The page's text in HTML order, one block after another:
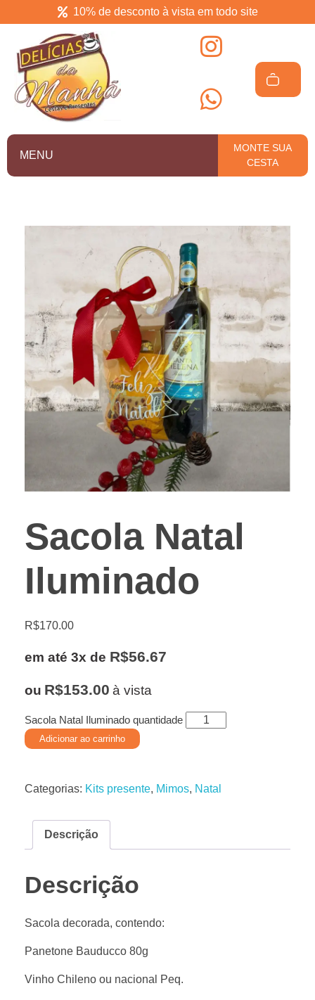
10% de desconto à vista em todo site
Delícias da manhã
MENU
MONTE SUA
CESTA
Sacola Natal
Iluminado
R$170.00
em até 3x de R$56.67
ou R$153.00 à vista
Sacola Natal Iluminado quantidade
Adicionar ao carrinho
Categorias: Kits presente, Mimos, Natal
Descrição
Descrição
Sacola decorada, contendo:
Panetone Bauducco 80g
Vinho Chileno ou nacional Peq.